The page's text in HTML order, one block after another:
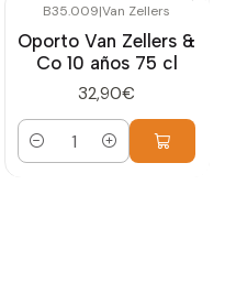
B35.009|Van Zellers
Oporto Van Zellers &
Co 10 años 75 cl
32,90€
Cantidad